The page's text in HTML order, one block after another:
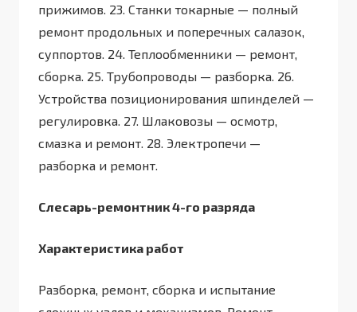
прижимов. 23. Станки токарные — полный
ремонт продольных и поперечных салазок,
суппортов. 24. Теплообменники — ремонт,
сборка. 25. Трубопроводы — разборка. 26.
Устройства позиционирования шпинделей —
регулировка. 27. Шлаковозы — осмотр,
смазка и ремонт. 28. Электропечи —
разборка и ремонт.
Слесарь-ремонтник 4-го разряда
Характеристика работ
Разборка, ремонт, сборка и испытание